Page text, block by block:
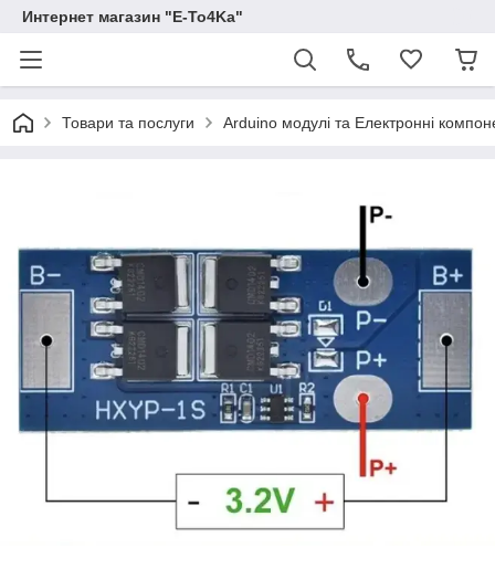
Интернет магазин "E-To4Ka"
Товари та послуги Arduino модулі та Електронні